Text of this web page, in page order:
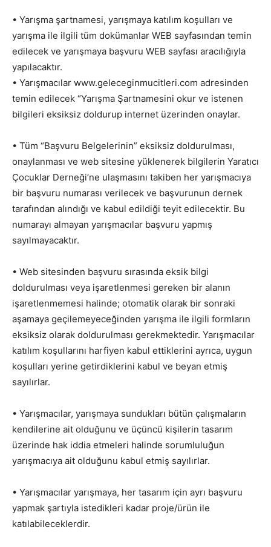
• Yarışma şartnamesi, yarışmaya katılım koşulları ve
yarışma ile ilgili tüm dokümanlar WEB sayfasından temin
edilecek ve yarışmaya başvuru WEB sayfası aracılığıyla
yapılacaktır.
• Yarışmacılar www.geleceginmucitleri.com adresinden
temin edilecek “Yarışma Şartnamesini okur ve istenen
bilgileri eksiksiz doldurup internet üzerinden onaylar.
• Tüm “Başvuru Belgelerinin” eksiksiz doldurulması,
onaylanması ve web sitesine yüklenerek bilgilerin Yaratıcı
Çocuklar Derneği’ne ulaşmasını takiben her yarışmacıya
bir başvuru numarası verilecek ve başvurunun dernek
tarafından alındığı ve kabul edildiği teyit edilecektir. Bu
numarayı almayan yarışmacılar başvuru yapmış
sayılmayacaktır.
• Web sitesinden başvuru sırasında eksik bilgi
doldurulması veya işaretlenmesi gereken bir alanın
işaretlenmemesi halinde; otomatik olarak bir sonraki
aşamaya geçilemeyeceğinden yarışma ile ilgili formların
eksiksiz olarak doldurulması gerekmektedir. Yarışmacılar
katılım koşullarını harfiyen kabul ettiklerini ayrıca, uygun
koşulları yerine getirdiklerini kabul ve beyan etmiş
sayılırlar.
• Yarışmacılar, yarışmaya sundukları bütün çalışmaların
kendilerine ait olduğunu ve üçüncü kişilerin tasarım
üzerinde hak iddia etmeleri halinde sorumluluğun
yarışmacıya ait olduğunu kabul etmiş sayılırlar.
• Yarışmacılar yarışmaya, her tasarım için ayrı başvuru
yapmak şartıyla istedikleri kadar proje/ürün ile
katılabileceklerdir.